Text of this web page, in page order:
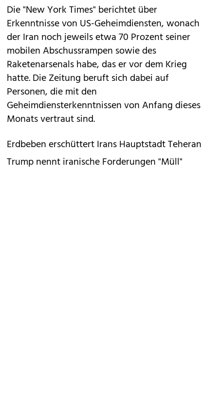
Die "New York Times" berichtet über
Erkenntnisse von US-Geheimdiensten, wonach
der Iran noch jeweils etwa 70 Prozent seiner
mobilen Abschussrampen sowie des
Raketenarsenals habe, das er vor dem Krieg
hatte. Die Zeitung beruft sich dabei auf
Personen, die mit den
Geheimdiensterkenntnissen von Anfang dieses
Monats vertraut sind.
Erdbeben erschüttert Irans Hauptstadt Teheran
Trump nennt iranische Forderungen "Müll"